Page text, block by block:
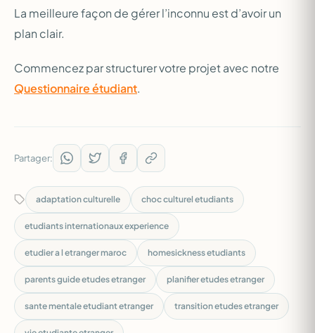
La meilleure façon de gérer l’inconnu est d’avoir un
plan clair.
Commencez par structurer votre projet avec notre
Questionnaire étudiant.
Partager:
adaptation culturelle choc culturel etudiants
etudiants internationaux experience
etudier a l etranger maroc homesickness etudiants
parents guide etudes etranger planifier etudes etranger
sante mentale etudiant etranger transition etudes etranger